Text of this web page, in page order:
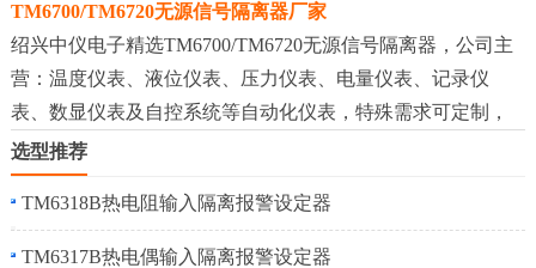
TM6700/TM6720无源信号隔离器厂家
绍兴中仪电子精选TM6700/TM6720无源信号隔离器，公司主
营：温度仪表、液位仪表、压力仪表、电量仪表、记录仪
表、数显仪表及自控系统等自动化仪表，特殊需求可定制，
选型推荐
TM6318B热电阻输入隔离报警设定器
TM6317B热电偶输入隔离报警设定器